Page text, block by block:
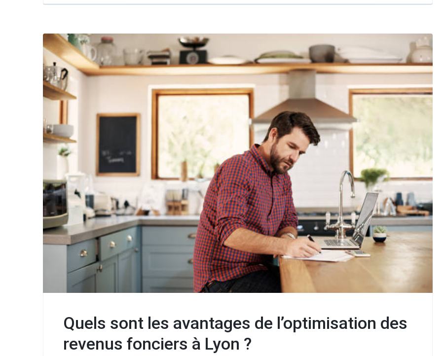
Quels sont les avantages de l’optimisation des
revenus fonciers à Lyon ?